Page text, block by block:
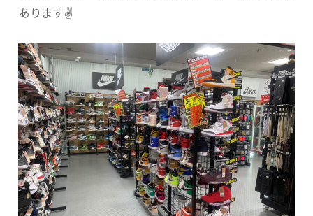
あります✌️